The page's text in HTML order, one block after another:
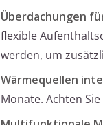
Überdachungen
flexible
werden, um
Wärmequellen
Monate. Achten